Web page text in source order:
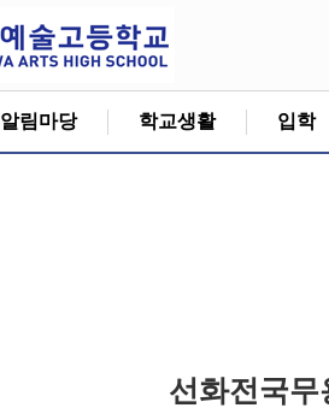
알림마당 학교생활 입학
선화전국무